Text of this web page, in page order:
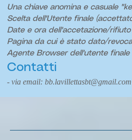
Una chiave anomina e casuale
Scelta dell'Utente finale
Date e ora dell'accetazione/
Pagina da cui è stato dato/
Agente Browser dell'utente finale
Contatti
- via email: bb.lavillettasbt@gmail.com